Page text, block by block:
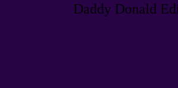
Daddy Donald